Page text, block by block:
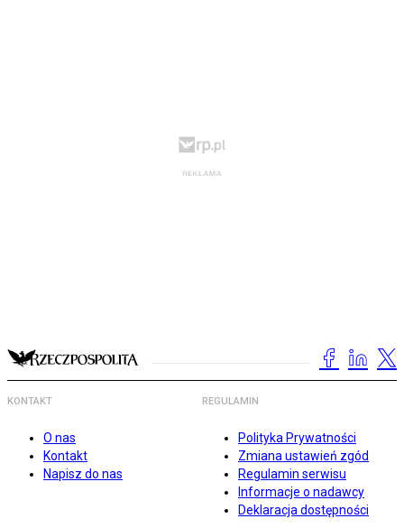
KONTAKT
O nas
Kontakt
Napisz do nas
REGULAMIN
Polityka Prywatności
Zmiana ustawień zgód
Regulamin serwisu
Informacje o nadawcy
Deklaracja dostępności